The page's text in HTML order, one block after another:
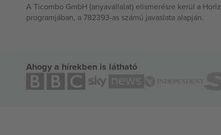
A Ticombo GmbH (anyavállalat) elismerésre kerül a
programjában, a 782393-as számú javaslata alapján.
Ahogy a hírekben is látható